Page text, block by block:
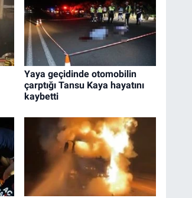
Yaya geçidinde otomobilin
çarptığı Tansu Kaya hayatını
kaybetti